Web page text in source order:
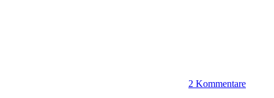
2 Kommentare